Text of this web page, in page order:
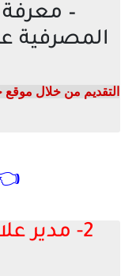
–
المصرفية
التقديم من خلال
2- مدير